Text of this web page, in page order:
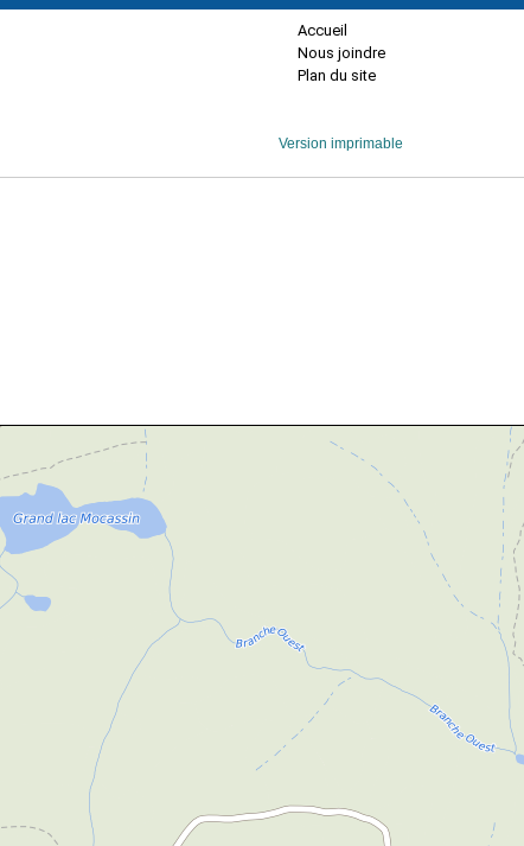
Accueil
Nous joindre
Plan du site
Version imprimable